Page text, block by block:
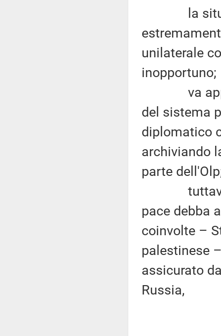
la
unilaterale
inopportuno;
va
del sistema
diplomatico
archiviando
parte
tuttavia si
pace debba
coinvolte –
palestinese
assicurato
Russia,